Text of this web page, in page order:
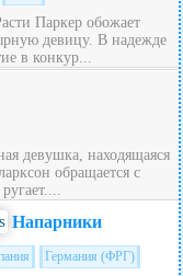
Паркер обожает
девицу. В надежде
в конкур...
девушка, находящаяся
обращается с
Напарники
Германия (ФРГ)